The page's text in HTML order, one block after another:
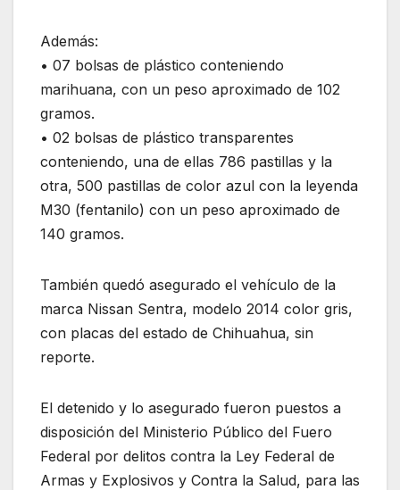
Además:
• 07 bolsas de plástico conteniendo
marihuana, con un peso aproximado de 102
gramos.
• 02 bolsas de plástico transparentes
conteniendo, una de ellas 786 pastillas y la
otra, 500 pastillas de color azul con la leyenda
M30 (fentanilo) con un peso aproximado de
140 gramos.
También quedó asegurado el vehículo de la
marca Nissan Sentra, modelo 2014 color gris,
con placas del estado de Chihuahua, sin
reporte.
El detenido y lo asegurado fueron puestos a
disposición del Ministerio Público del Fuero
Federal por delitos contra la Ley Federal de
Armas y Explosivos y Contra la Salud, para las